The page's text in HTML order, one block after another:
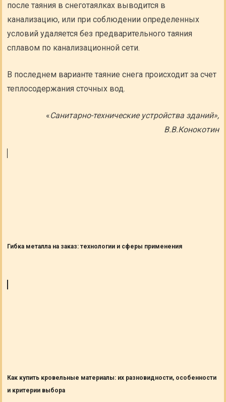
после таяния в снеготаялках выводится в
канализацию, или при соблюдении определенных
условий удаляется без предварительного таяния
сплавом по канализационной сети.
В последнем варианте таяние снега происходит за счет
теплосодержания сточных вод.
«Санитарно-технические устройства зданий»,
В.В.Конокотин
Гибка металла на заказ: технологии и сферы применения
Как купить кровельные материалы: их разновидности, особенности
и критерии выбора